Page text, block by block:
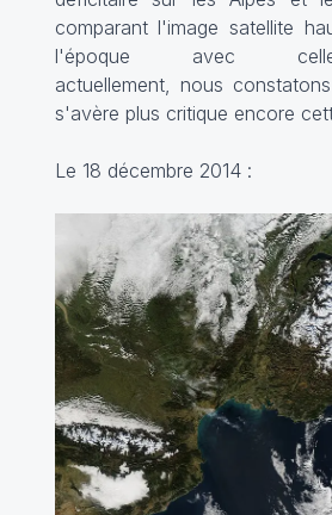
comparant l'image satellite
l'époque avec
actuellement, nous
s'avère plus critique encore
Le 18 décembre 2014 :